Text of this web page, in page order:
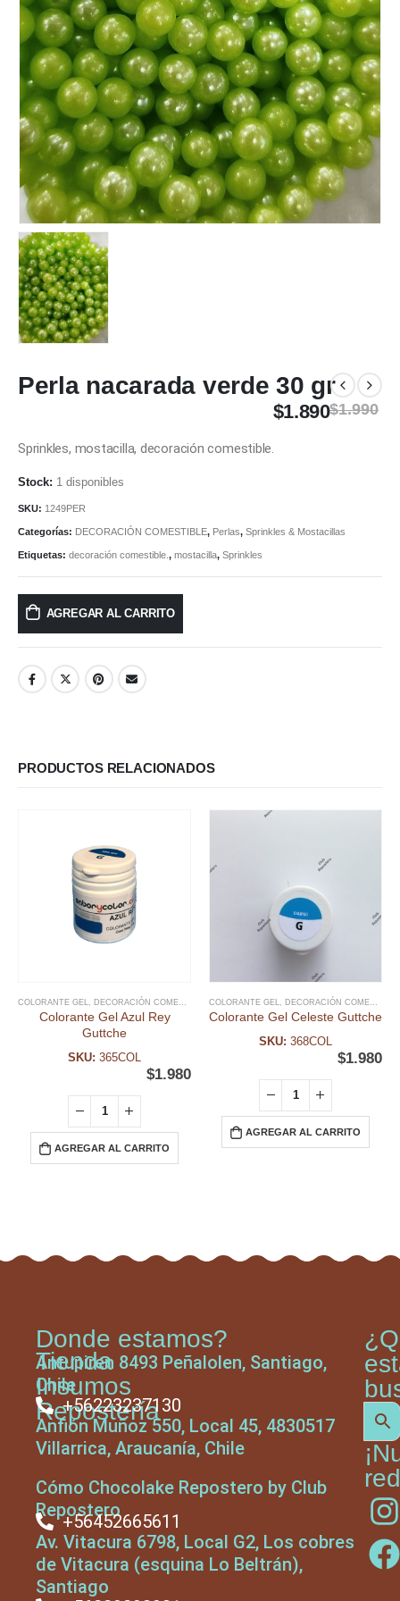
Perla nacarada verde 30 gr
$1.990
$1.890
Sprinkles, mostacilla, decoración comestible.
1 disponibles
SKU: 1249PER
Categorías: DECORACIÓN COMESTIBLE, Perlas, Sprinkles & Mostacillas
Etiquetas: decoración comestible. , mostacilla, Sprinkles
AGREGAR AL CARRITO
PRODUCTOS RELACIONADOS
COLORANTE GEL, DECORACIÓN COMESTIBLE
Colorante Gel Azul Rey
Guttche
SKU: 365COL
$1.980
AGREGAR AL CARRITO
COLORANTE GEL, DECORACIÓN COMESTIBLE
Colorante Gel Celeste Guttche
SKU: 368COL
$1.980
AGREGAR AL CARRITO
Tienda
Insumos
Repostería
Donde estamos?
Antupiren 8493 Peñalolen, Santiago,
Chile
+56223237130
Anfión Muñoz 550, Local 45, 4830517
Villarrica, Araucanía, Chile
Cómo Chocolake Repostero by Club
Repostero
+56452665611
Av. Vitacura 6798, Local G2, Los cobres
de Vitacura (esquina Lo Beltrán),
Santiago